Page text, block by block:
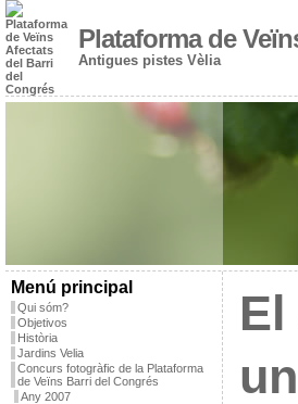
Plataforma de
Antigues pistes Vèlia
Menú principal
Qui sóm?
Objetivos
Història
Jardins Velia
Concurs fotogràfic de la Plataforma
de Veïns Barri del Congrés
Any 2007